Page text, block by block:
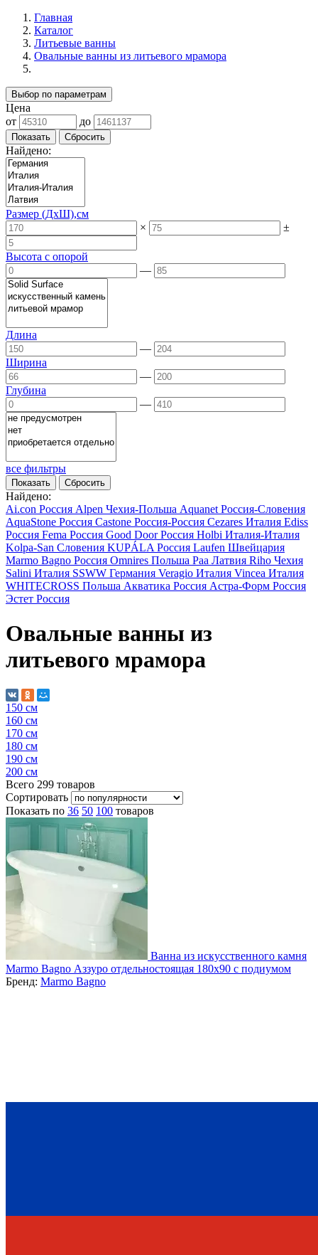
Главная
Каталог
Литьевые ванны
Овальные ванны из литьевого мрамора
Выбор по параметрам
Цена
от
до
Найдено:
Размер (ДхШ),см
×
±
Высота с опорой
—
Длина
—
Ширина
—
Глубина
—
все фильтры
Найдено:
Ai.con Россия Alpen Чехия-Польша Aquanet Россия-Словения
AquaStone Россия Castone Россия-Россия Cezares Италия Ediss
Россия Fema Россия Good DoorРоссия Holbi Италия-Италия
Kolpa-San Словения KUPÁLA Россия Laufen Швейцария
Marmo Bagno Россия Omnires Польша Paa Латвия Riho Чехия
Salini Италия SSWW Германия Veragio Италия Vincea Италия
WHITECROSS Польша Акватика Россия Астра-Форм Россия
Эстет Россия
Овальные ванны из
литьевого мрамора
150 см
160 см
170 см
180 см
190 см
200 см
Всего 299 товаров
Сортировать
Показать по 36 50 100 товаров
Ванна из искусственного камня
Marmo Bagno Аззуро отдельностоящая 180х90 с подиумом
Бренд: Marmo Bagno